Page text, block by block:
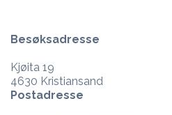
Besøksadresse
Kjøita 19
4630 Kristiansand
Postadresse